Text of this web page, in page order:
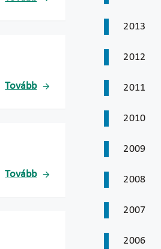
Tovább
Tovább
2013
2012
2011
2010
2009
2008
2007
2006